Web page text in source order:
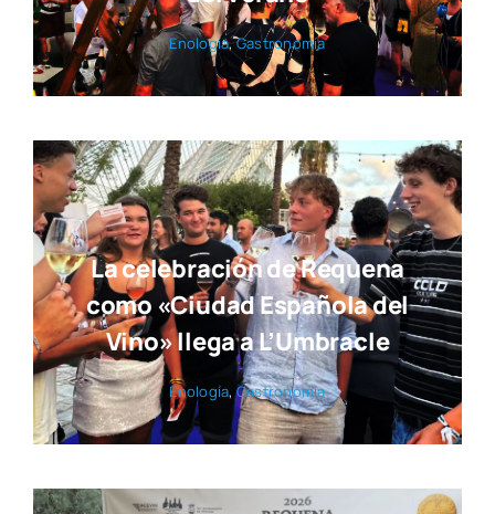
Eno­lo­gía,Gas­tro­no­mía
La celebración de Requena
como «Ciudad Española del
Vino» llega a L’Umbracle
Eno­lo­gía,Gas­tro­no­mía